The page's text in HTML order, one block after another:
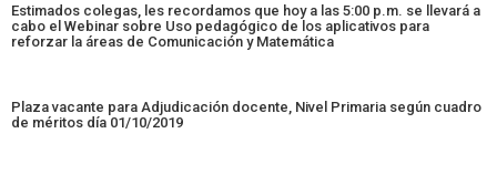
Estimados colegas, les recordamos que hoy a las 5:00 p.m. se llevará a
cabo el Webinar sobre Uso pedagógico de los aplicativos para
reforzar la áreas de Comunicación y Matemática
Plaza vacante para Adjudicación docente, Nivel Primaria según cuadro
de méritos día 01/10/2019